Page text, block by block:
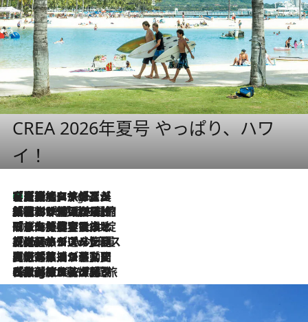
CREA 2026年夏号 やっぱり、ハワ
イ！
2 Hours Ago
【厳選旅コスメ】「多機能アイテムがメイン！」旅好き美容エディターが選んだ夏旅ベストコスメを発表【Mサイズジップ】
2026.8.6
「荷物が増えるほど旅ストレスは増す」美容ジャーナリストがたどり着いた最終結論。“化粧品を劇的に減らす”感動の凝縮美容とは
2026.8.6
「旅先には金髪ウィッグを持参」日本と同じメイクでは損してる!? 美容ジャーナリストが提案する“掟破りの旅美容”とは
2026.8.6
【厳選旅コスメ】「身軽さ＆UV対策重視！」ヘアアーティストshucoが選んだ夏旅ベストコスメを発表【Mサイズジップ】
2026.8.5
【厳選旅コスメ】国内をあちこち移動する河井菜摘が選んだ夏旅ベストコスメ発表！「リラックスアイテムはマスト」【Mサイズジップ】
2026.8.4
【厳選旅コスメ】「紫外線＆乾燥対策しながらメイク感も！」ヘア＆メイクGeorgeが選んだ夏旅ベストコスメを発表！【Mサイズジップ】